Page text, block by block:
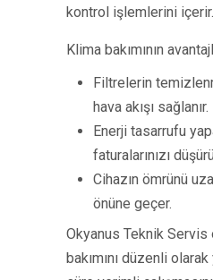
kontrol işlemlerini içerir.
Klima bakımının
Filtrelerin
hava akışı sağlanır.
Enerji tasarrufu
faturalarınızı
Cihazın ömrünü
önüne geçer.
Okyanus Teknik Servis
bakımını düzenli